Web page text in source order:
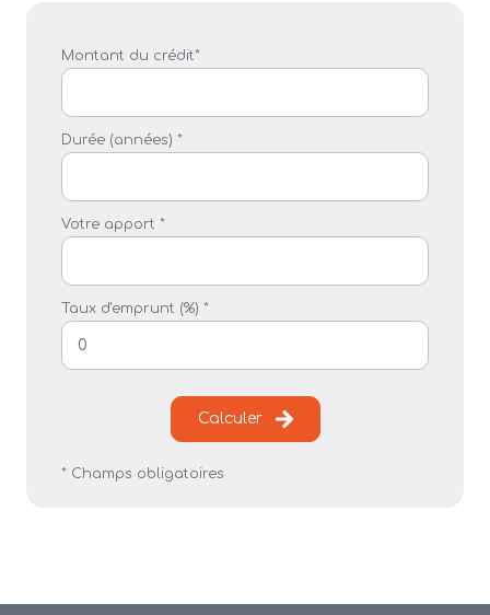
Montant du crédit*
Durée (années) *
Votre apport *
Taux d'emprunt (%) *
Calculer
* Champs obligatoires